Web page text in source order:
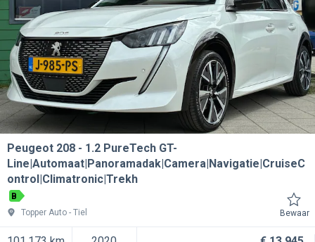
Peugeot 208
1.2 PureTech GT-
Line|Automaat|Panoramadak|Camera|Navigatie|CruiseC
ontrol|Climatronic|Trekh
B
Topper Auto
Tiel Bewaar